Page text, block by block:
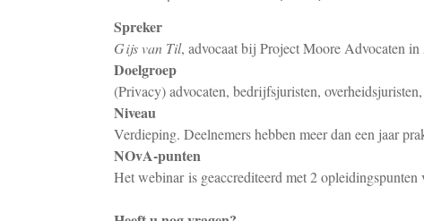
Spreker
Gijs van Til, advocaat bij Project Moore Advocaten in
Doelgroep
(Privacy) advocaten, bedrijfsjuristen,
Niveau
Verdieping. Deelnemers hebben meer dan een jaar
NOvA-punten
Het webinar is geaccrediteerd met 2